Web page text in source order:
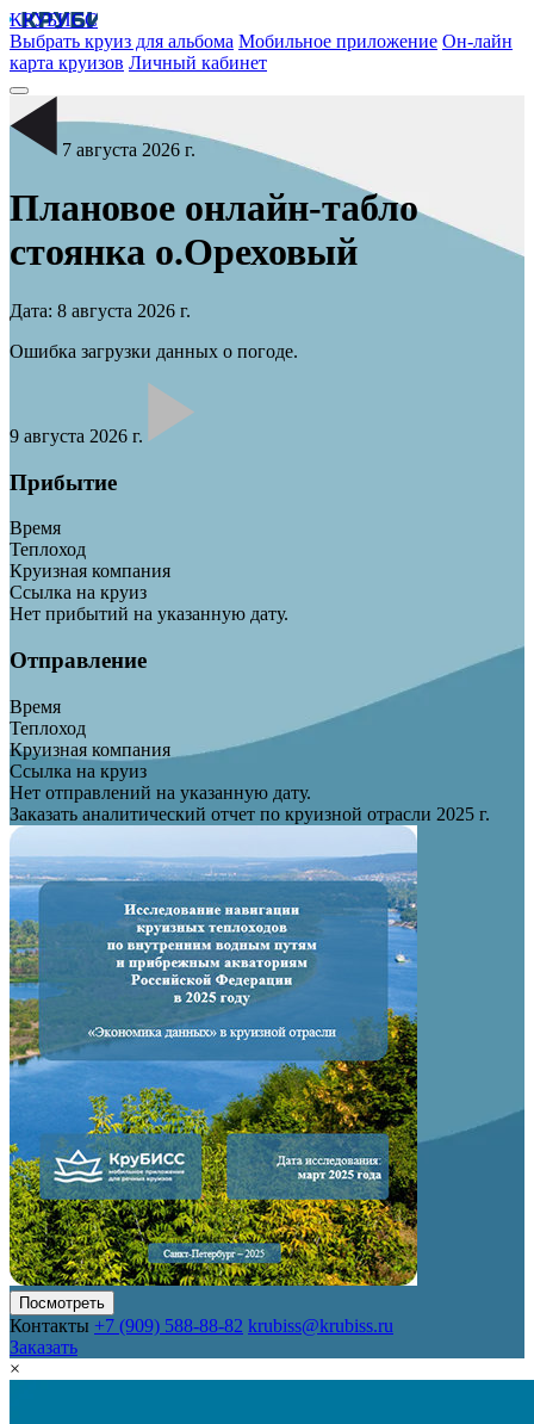
КРУБИСС
Выбрать круиз для альбома Мобильное приложение Он-лайн
карта круизов Личный кабинет
7 августа 2026 г.
Плановое онлайн-табло
стоянка о.Ореховый
Дата: 8 августа 2026 г.
Ошибка загрузки данных о погоде.
9 августа 2026 г.
Прибытие
Время
Теплоход
Круизная компания
Ссылка на круиз
Нет прибытий на указанную дату.
Отправление
Время
Теплоход
Круизная компания
Ссылка на круиз
Нет отправлений на указанную дату.
Заказать аналитический отчет по круизной отрасли 2025 г.
Посмотреть
Контакты +7 (909) 588-88-82 krubiss@krubiss.ru
Заказать
×